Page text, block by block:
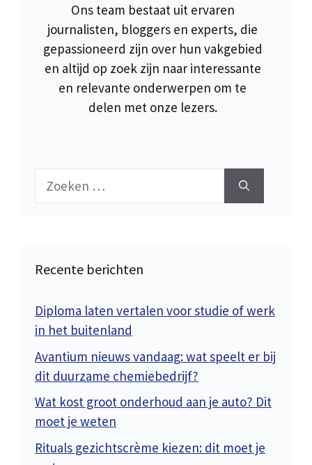
Ons team bestaat uit ervaren
journalisten, bloggers en experts, die
gepassioneerd zijn over hun vakgebied
en altijd op zoek zijn naar interessante
en relevante onderwerpen om te
delen met onze lezers.
Zoek
Recente berichten
Diploma laten vertalen voor studie of werk
in het buitenland
Avantium nieuws vandaag: wat speelt er bij
dit duurzame chemiebedrijf?
Wat kost groot onderhoud aan je auto? Dit
moet je weten
Rituals gezichtscrème kiezen: dit moet je